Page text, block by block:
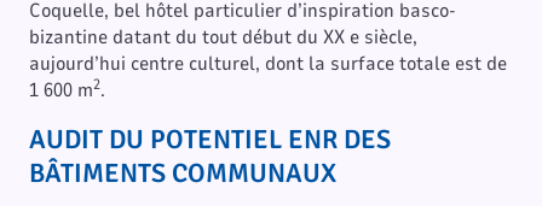
Coquelle, bel hôtel particulier d’inspiration basco-
bizantine datant du tout début du XX e siècle,
aujourd’hui centre culturel, dont la surface totale est de
1 600 m2.
AUDIT DU POTENTIEL ENR DES
BÂTIMENTS COMMUNAUX